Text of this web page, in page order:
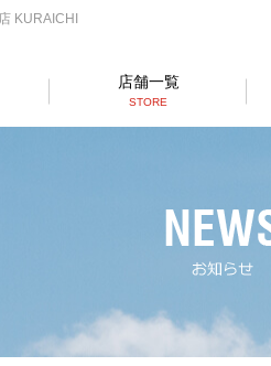
KURAICHI
店舗一覧
STORE
らーめん店一覧
テイクアウト/デリバリー